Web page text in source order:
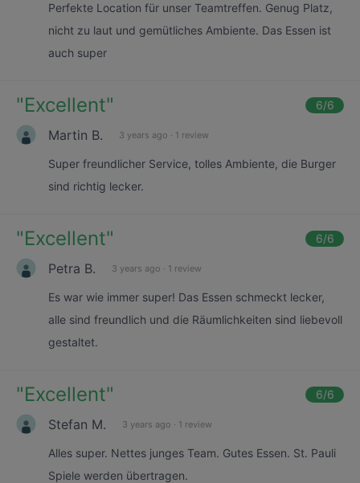
Perfekte Location für unser Teamtreffen. Genug Platz,
nicht zu laut und gemütliches Ambiente. Das Essen ist
auch super
"Excellent" 6/6
Martin B. 3 years ago · 1 review
Super freundlicher Service, tolles Ambiente, die Burger
sind richtig lecker.
"Excellent" 6/6
Petra B. 3 years ago · 1 review
Es war wie immer super! Das Essen schmeckt lecker,
alle sind freundlich und die Räumlichkeiten sind liebevoll
gestaltet.
"Excellent" 6/6
Stefan M. 3 years ago · 1 review
Alles super. Nettes junges Team. Gutes Essen. St. Pauli
Spiele werden übertragen.